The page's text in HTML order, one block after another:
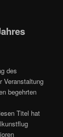
des
Veranstaltung
begehrten
Titel hat